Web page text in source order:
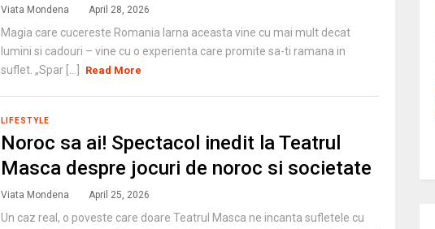
Viata Mondena April 28, 2026
Magia care cucereste Romania Iarna aceasta vine cu mai mult decat
lumini si cadouri – vine cu o experienta care promite sa-ti ramana in
suflet. „Spar [...]
Read More
LIFESTYLE
Noroc sa ai! Spectacol inedit la Teatrul
Masca despre jocuri de noroc si societate
Viata Mondena April 25, 2026
Un caz real, o poveste care doare Teatrul Masca ne incanta sufletele cu